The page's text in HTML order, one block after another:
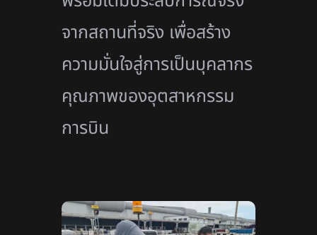
จากสถานที่จริง เพื่อสร้าง
ความมั่นใจสู่การเป็นบุคลากร
คุณภาพของอุตสาหกรรม
การบิน